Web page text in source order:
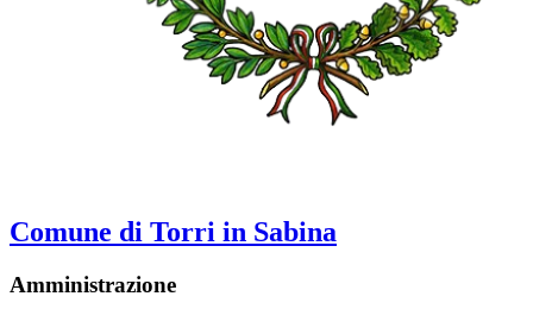
Comune di Torri in Sabina
Amministrazione